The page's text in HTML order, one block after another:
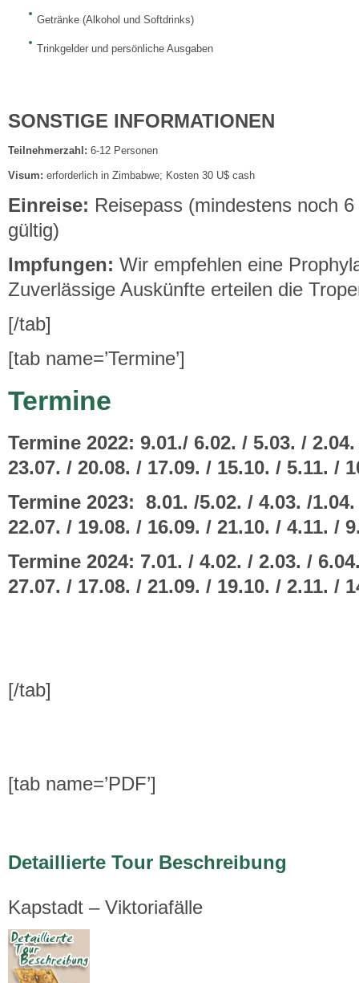
Getränke (Alkohol und Softdrinks)
Trinkgelder und persönliche Ausgaben
SONSTIGE INFORMATIONEN
Teilnehmerzahl: 6-12 Personen
Visum: erforderlich in Zimbabwe; Kosten 30 U$ cash
Einreise: Reisepass (mindestens noch
gültig)
Impfungen: Wir empfehlen eine
Zuverlässige Auskünfte erteilen die
[/tab]
[tab name=’Termine’]
Termine
Termine 2022: 9.01./ 6.02. / 5.03. /
23.07. / 20.08. / 17.09. / 15.10. / 5.11. /
Termine 2023: 8.01. /5.02. / 4.03. /
22.07. / 19.08. / 16.09. / 21.10. / 4.11. /
Termine 2024: 7.01. / 4.02. / 2.03. /
27.07. / 17.08. / 21.09. / 19.10. / 2.11. /
[/tab]
[tab name=’PDF’]
Detaillierte Tour Beschreibung
Kapstadt – Viktoriafälle